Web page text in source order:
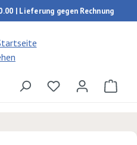
| Lieferung gegen Rechnung
Du hast 0